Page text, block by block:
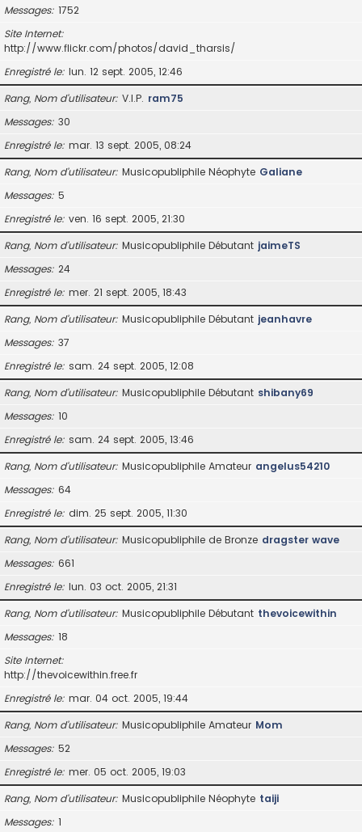
Messages 1752
Site Internet
http://www.flickr.com/photos/david_tharsis/
Enregistré le lun. 12 sept. 2005, 12:46
Rang, Nom d’utilisateur V.I.P. ram75
Messages 30
Enregistré le mar. 13 sept. 2005, 08:24
Rang, Nom d’utilisateur Musicopubliphile Néophyte Galiane
Messages 5
Enregistré le ven. 16 sept. 2005, 21:30
Rang, Nom d’utilisateur Musicopubliphile Débutant jaimeTS
Messages 24
Enregistré le mer. 21 sept. 2005, 18:43
Rang, Nom d’utilisateur Musicopubliphile Débutant jeanhavre
Messages 37
Enregistré le sam. 24 sept. 2005, 12:08
Rang, Nom d’utilisateur Musicopubliphile Débutant shibany69
Messages 10
Enregistré le sam. 24 sept. 2005, 13:46
Rang, Nom d’utilisateur Musicopubliphile Amateur angelus54210
Messages 64
Enregistré le dim. 25 sept. 2005, 11:30
Rang, Nom d’utilisateur Musicopubliphile de Bronze dragster wave
Messages 661
Enregistré le lun. 03 oct. 2005, 21:31
Rang, Nom d’utilisateur Musicopubliphile Débutant thevoicewithin
Messages 18
Site Internet
http://thevoicewithin.free.fr
Enregistré le mar. 04 oct. 2005, 19:44
Rang, Nom d’utilisateur Musicopubliphile Amateur Mom
Messages 52
Enregistré le mer. 05 oct. 2005, 19:03
Rang, Nom d’utilisateur Musicopubliphile Néophyte taiji
Messages 1